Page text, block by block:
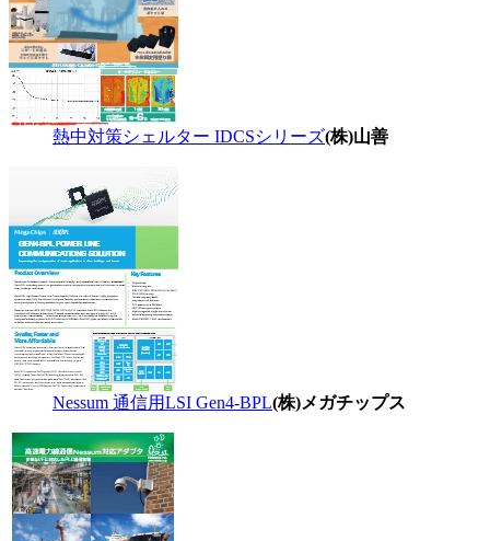
熱中対策シェルター IDCSシリーズ(株)山善
Nessum 通信用LSI Gen4-BPL(株)メガチップス